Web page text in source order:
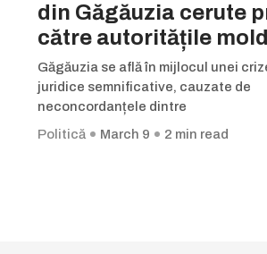
din Găgăuzia cerute
către autoritățile
Găgăuzia se află în mijlocul unei
juridice semnificative, cauzate de
neconcordanțele dintre
Politică
March 9 2 min read